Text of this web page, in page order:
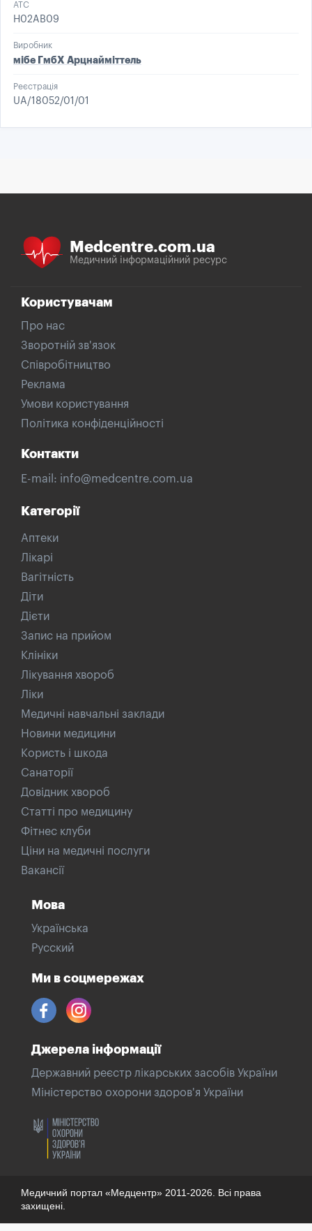
ATC
H02AB09
Виробник
мібе ГмбХ Арцнайміттель
Реєстрація
UA/18052/01/01
Medcentre.com.ua
Медичний інформаційний ресурс
Користувачам
Про нас
Зворотній зв'язок
Співробітництво
Реклама
Умови користування
Політика конфіденційності
Контакти
E-mail: info@medcentre.com.ua
Категорії
Аптеки
Лікарі
Вагітність
Діти
Дієти
Запис на прийом
Клініки
Лікування хвороб
Ліки
Медичні навчальні заклади
Новини медицини
Користь і шкода
Санаторії
Довідник хвороб
Статті про медицину
Фітнес клуби
Ціни на медичні послуги
Вакансії
Мова
Українська
Русский
Ми в соцмережах
Джерела інформації
Державний реєстр лікарських засобів України
Міністерство охорони здоров'я України
Медичний портал «Медцентр» 2011-2026. Всі права
захищені.